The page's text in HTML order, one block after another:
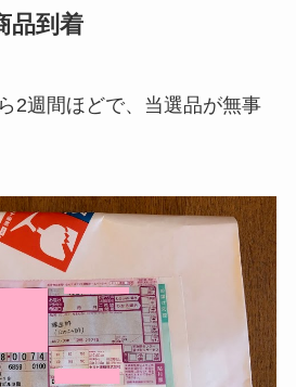
品到着
2週間ほどで、当選品が無事